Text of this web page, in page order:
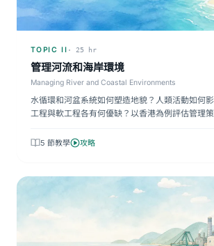
TOPIC II · 25 hr
管理河流和海岸環境
Managing River and Coastal Environments
水循環和河盆系統如何塑造地貌？人類活動如何
工程與軟工程各有何優缺？以香港為例評估管理策
5 節教學 攻略